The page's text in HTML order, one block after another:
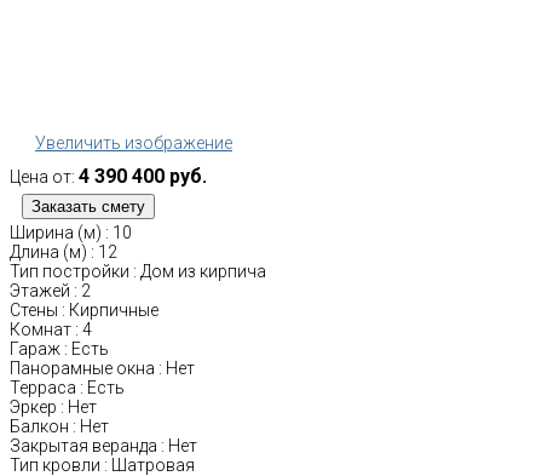
Увеличить изображение
Цена от: 4 390 400 руб.
Ширина (м) : 10
Длина (м) : 12
Тип постройки : Дом из кирпича
Этажей : 2
Стены : Кирпичные
Комнат : 4
Гараж : Есть
Панорамные окна : Нет
Терраса : Есть
Эркер : Нет
Балкон : Нет
Закрытая веранда : Нет
Тип кровли : Шатровая